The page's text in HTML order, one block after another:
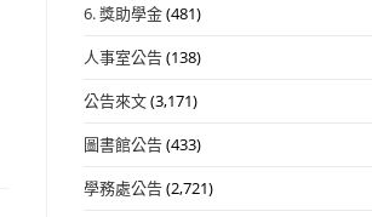
6. 獎助學金(481)
人事室公告(138)
公告來文(3,171)
圖書館公告(433)
學務處公告(2,721)